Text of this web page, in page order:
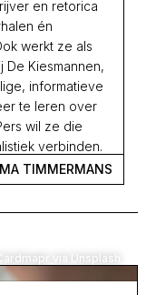
en retorica
én
werkt ze als
De Kiesmannen,
informatieve
te leren over
wil ze die
verbinden.
TIMMERMANS
via Unsplash